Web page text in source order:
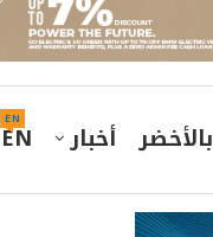
بالأخضر أخبار EN
EN